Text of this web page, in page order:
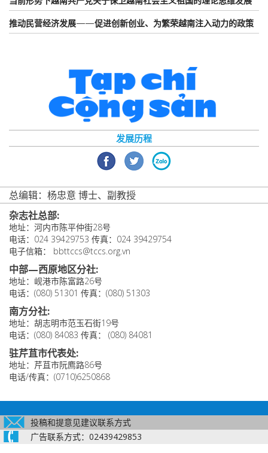
推动民营经济发展——促进创新创业、为繁荣越南注入动力的政策
发展历程
总编辑：杨忠意 博士、副教授
杂志社总部:
地址：河内市陈平仲街28号
电话：024 39429753 传真：024 39429754
电子信箱： bbttccs@tccs.org.vn
中部—西原地区分社:
地址：岘港市陈富路26号
电话：(080) 51301 传真：(080) 51303
南方分社:
地址：胡志明市范玉石街19号
电话：(080) 84083 传真： (080) 84081
驻芹苴市代表处:
地址：芹苴市阮廌路86号
电话/传真：(0710)6250868
投稿和提意见建议联系方式
广告联系方式：02439429853